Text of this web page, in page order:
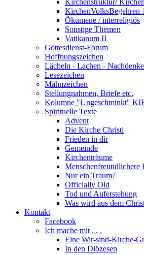
Kirchenstruktur/
KirchenVolksBegehren
Ökumene / interreligiös
Sonstige Themen
Vatikanum II
Gottesdienst-Forum
Hoffnungszeichen
Lächeln - Lachen -
Lesezeichen
Mahnzeichen
Stellungnahmen, Briefe etc.
Kolumne "Ungeschminkt"
Spirituelle Texte
Advent
Die Kirche Christi
Frieden in dir
Gemeinde
Kirchenträume
Menschenfreundlichere
Nur ein Traum?
Officially Old
Tod und Auferstehung
Was wird aus dem
Kontakt
Facebook
Ich mache mit . . .
Eine Wir-sind-Kirche-
In den Diözesen